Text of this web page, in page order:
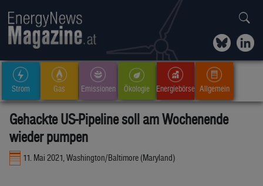
Strom Gas Emissionen Ökologie Energiebörse Allgemein
Gehackte US-Pipeline soll am Wochenende
wieder pumpen
11. Mai 2021, Washington/Baltimore (Maryland)